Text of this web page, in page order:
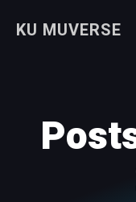
KU MUVERSE